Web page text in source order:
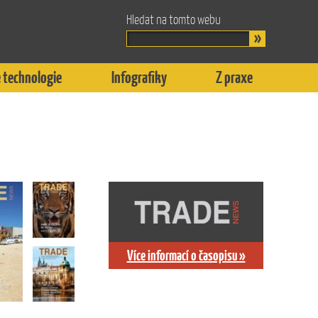
Hledat na tomto webu
technologie Infografiky Z praxe
Více informací o časopisu »